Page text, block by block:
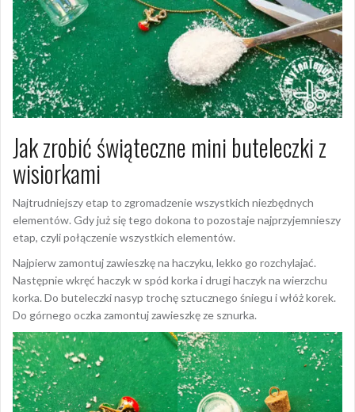
Jak zrobić świąteczne mini buteleczki z
wisiorkami
Najtrudniejszy etap to zgromadzenie wszystkich niezbędnych
elementów. Gdy już się tego dokona to pozostaje najprzyjemnieszy
etap, czyli połączenie wszystkich elementów.
Najpierw zamontuj zawieszkę na haczyku, lekko go rozchylajać.
Następnie wkręć haczyk w spód korka i drugi haczyk na wierzchu
korka. Do buteleczki nasyp trochę sztucznego śniegu i włóż korek.
Do górnego oczka zamontuj zawieszkę ze sznurka.